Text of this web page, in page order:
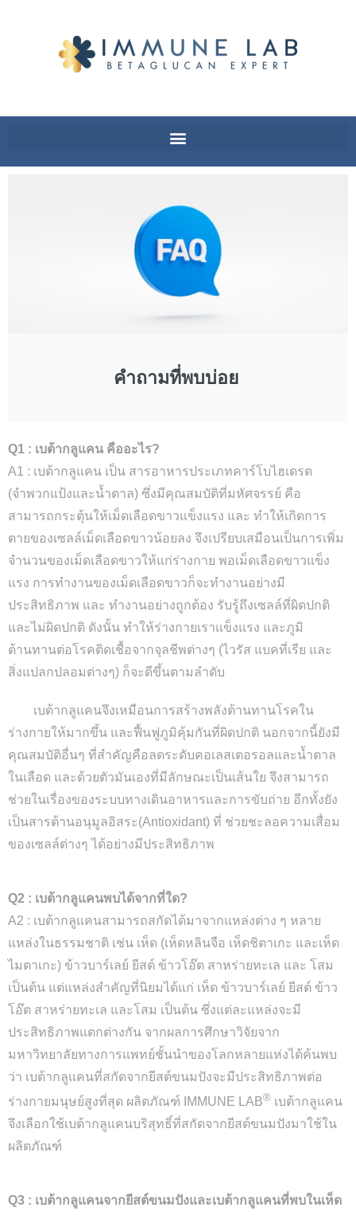
คำถามที่พบบ่อย ​
Q1 : เบต้ากลูแคน คืออะไร?
A1 : เบต้ากลูแคน เป็น สารอาหารประเภทคาร์โบไฮเดรต
(จำพวกแป้งและน้ำตาล) ซึ่งมีคุณสมบัติที่มหัศจรรย์ คือ
สามารถกระตุ้นให้เม็ดเลือดขาวแข็งแรง และ ทำให้เกิดการ
ตายของเซลล์เม็ดเลือดขาวน้อยลง จึงเปรียบเสมือนเป็นการเพิ่ม
จำนวนของเม็ดเลือดขาวให้แก่ร่างกาย พอเม็ดเลือดขาวแข็ง
แรง การทำงานของเม็ดเลือดขาวก็จะทำงานอย่างมี
ประสิทธิภาพ และ ทำงานอย่างถูกต้อง รับรู้ถึงเซลล์ที่ผิดปกติ
และไม่ผิดปกติ ดังนั้น ทำให้ร่างกายเราแข็งแรง และภูมิ
ต้านทานต่อโรคติดเชื้อจากจุลชีพต่างๆ (ไวรัส แบคที่เรีย และ
สิ่งแปลกปลอมต่างๆ) ก็จะดีขึ้นตามลำดับ
เบต้ากลูแคนจึงเหมือนการสร้างพลังต้านทานโรคใน
ร่างกายให้มากขึ้น และฟื้นฟูภูมิคุ้มกันที่ผิดปกติ นอกจากนี้ยังมี
คุณสมบัติอื่นๆ ที่สำคัญคือลดระดับคอเลสเตอรอลและน้ำตาล
ในเลือด และด้วยตัวมันเองที่มีลักษณะเป็นเส้นใย จึงสามารถ
ช่วยในเรื่องของระบบทางเดินอาหารและการขับถ่าย อีกทั้งยัง
เป็นสารต้านอนุมูลอิสระ(Antioxidant) ที่ ช่วยชะลอความเสื่อม
ของเซลล์ต่างๆ ได้อย่างมีประสิทธิภาพ
Q2 : เบต้ากลูแคนพบได้จากที่ใด?
A2 : เบต้ากลูแคนสามารถสกัดได้มาจากแหล่งต่าง ๆ หลาย
แหล่งในธรรมชาติ เช่น เห็ด (เห็ดหลินจือ เห็ดชิตาเกะ และเห็ด
ไมตาเกะ) ข้าวบาร์เลย์ ยีสต์ ข้าวโอ๊ต สาหร่ายทะเล และ โสม
เป็นต้น แต่แหล่งสำคัญที่นิยมได้แก่ เห็ด ข้าวบาร์เลย์ ยีสต์ ข้าว
โอ๊ต สาหร่ายทะเล และโสม เป็นต้น ซึ่งแต่ละแหล่งจะมี
ประสิทธิภาพแตกต่างกัน จากผลการศึกษาวิจัยจาก
มหาวิทยาลัยทางการแพทย์ชั้นนำของโลกหลายแห่งได้ค้นพบ
ว่า เบต้ากลูแคนที่สกัดจากยีสต์ขนมปังจะมีประสิทธิภาพต่อ
ร่างกายมนุษย์สูงที่สุด ผลิตภัณฑ์ IMMUNE LAB® เบต้ากลูแคน
จึงเลือกใช้เบต้ากลูแคนบริสุทธิ์ที่สกัดจากยีสต์ขนมปังมาใช้ใน
ผลิตภัณฑ์
Q3 : เบต้ากลูแคนจากยีสต์ขนมปังและเบต้ากลูแคนที่พบในเห็ด